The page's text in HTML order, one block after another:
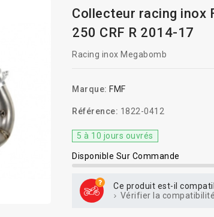
Collecteur racing inox
250 CRF R 2014-17
Racing inox Megabomb
Marque: FMF
Référence: 1822-0412
5 à 10 jours ouvrés
Disponible Sur Commande
Ce produit est-il
Vérifier la compatibilité